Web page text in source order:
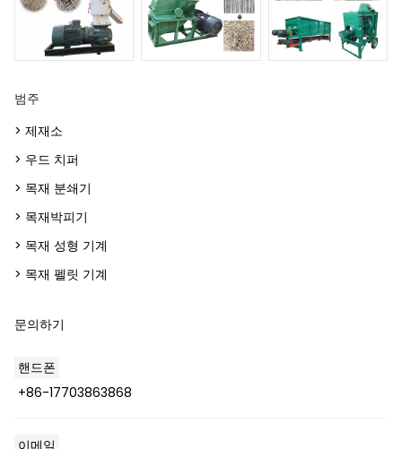
범주
> 제재소
> 우드 치퍼
> 목재 분쇄기
> 목재박피기
> 목재 성형 기계
> 목재 펠릿 기계
문의하기
핸드폰
+86-17703863868
이메일